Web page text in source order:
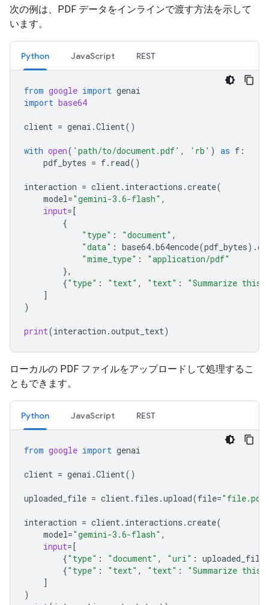
次の例は、PDF データをインラインで渡す方法を示して
います。
Python JavaScript REST
from google import genai
import base64
client = genai .Client()
with open( 'path/to/document.pdf' , 'rb' ) as f :
pdf_bytes = f. read()
interaction = client. interactions .create(
model="gemini-3.6-flash" ,
input=[
{
"type" : "document" ,
"data" : base64.b64encode(pdf_bytes) .
"mime_type" :
"application/pdf"
},
{"type" : "text" , "text" :
"Summarize this
]
)
print(interaction .output_text)
ローカルの PDF ファイルをアップロードして処理するこ
ともできます。
Python JavaScript REST
from google import genai
client = genai .Client()
uploaded_file = client. files .upload(file=
interaction = client. interactions .create(
model="gemini-3.6-flash" ,
input=[
{"type" : "document" , "uri" : uploaded_file
{"type" : "text" , "text" :
"Summarize this
]
)